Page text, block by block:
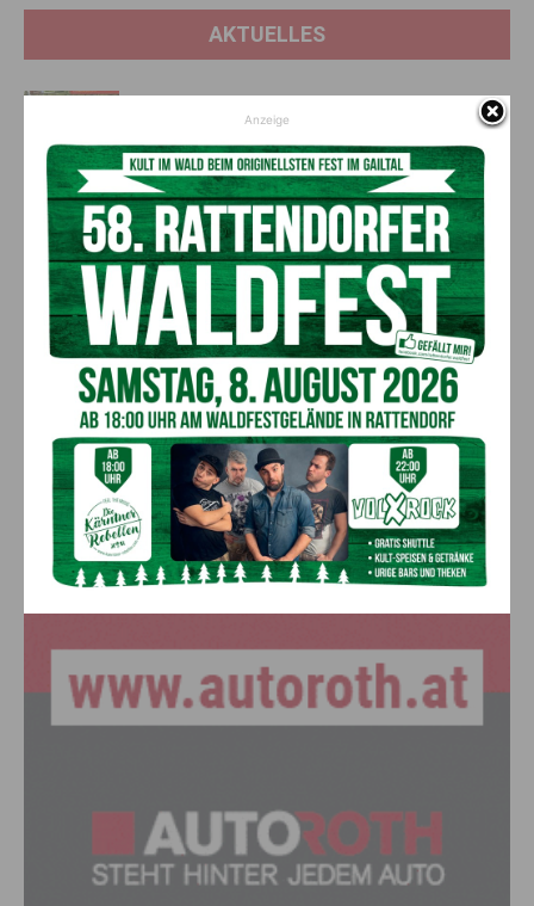
AKTUELLES
6. August 2026
Abenteuer und attraktive Angebote bei
Sölle Sport in Tröpolach
ANZEIGE 6. August 2026
Das NOCKISFEST
Leute 6. August 2026
Anzeige
Anzeige